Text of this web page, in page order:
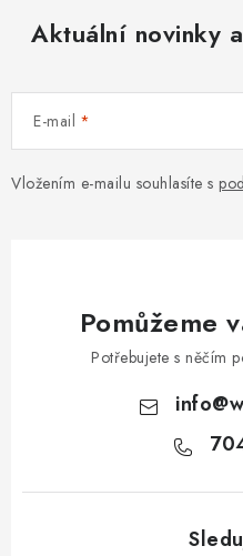
Aktuální novinky
E-mail
Vložením e-mailu souhlasíte s
Pomůžeme
Potřebujete s něčím
info@